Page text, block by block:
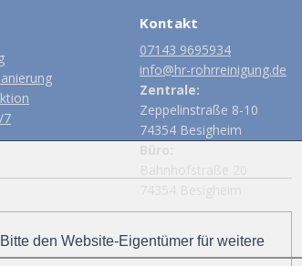
den Website-Eigentümer für weitere
7
Kontakt
07143 9695934
info@hr-rohrreinigung.de
Zentrale:
Zeppelinstraße 8-10
74354 Besigheim